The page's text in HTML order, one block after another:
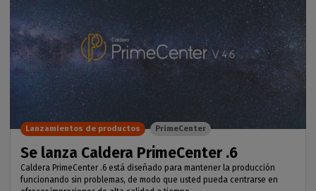
Se lanza Caldera PrimeCenter .6
Caldera PrimeCenter .6 está diseñado para mantener la producción
funcionando sin problemas, de modo que usted pueda centrarse en
Lanzamientos de productos PrimeCenter